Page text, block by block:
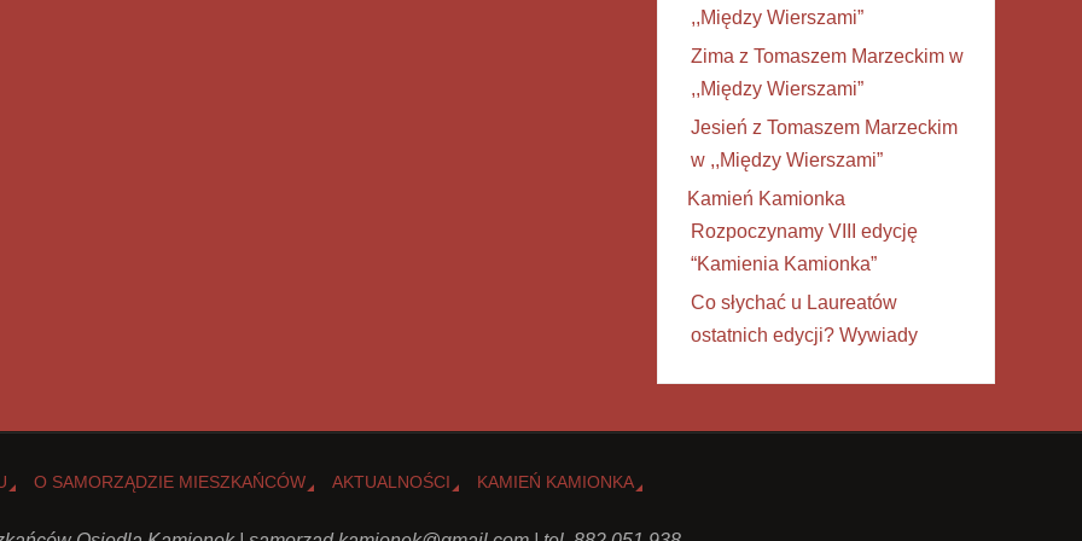
,,Między Wierszami”
Zima z Tomaszem Marzeckim w
,,Między Wierszami”
Jesień z Tomaszem Marzeckim
w ,,Między Wierszami”
Kamień Kamionka
Rozpoczynamy VIII edycję
“Kamienia Kamionka”
Co słychać u Laureatów
ostatnich edycji? Wywiady
O SAMORZĄDZIE MIESZKAŃCÓW AKTUALNOŚCI KAMIEŃ KAMIONKA